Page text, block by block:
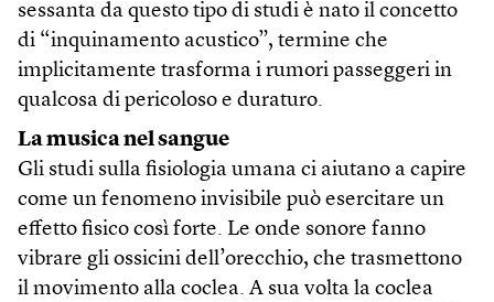
sessanta da questo tipo di studi è nato il concetto
di “inquinamento acustico”, termine che
implicitamente trasforma i rumori passeggeri in
qualcosa di pericoloso e duraturo.
La musica nel sangue
Gli studi sulla fisiologia umana ci aiutano a capire
come un fenomeno invisibile può esercitare un
effetto fisico così forte. Le onde sonore fanno
vibrare gli ossicini dell’orecchio, che trasmettono
il movimento alla coclea. A sua volta la coclea